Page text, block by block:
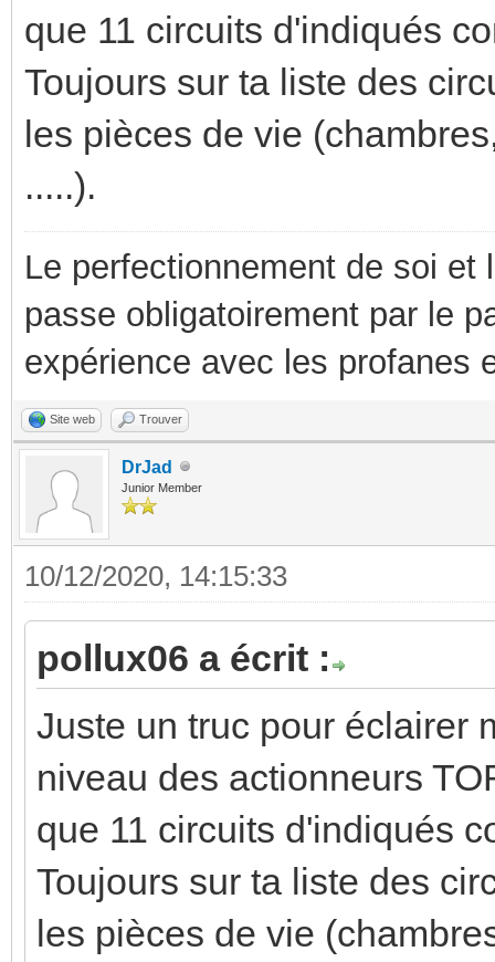
que 11 circuits d'indiqués
Toujours sur ta liste des
les pièces de vie
.....).
Le perfectionnement de soi
passe obligatoirement par le
expérience avec les profanes
Site web Trouver
DrJad
Junior Member
10/12/2020, 14:15:33
pollux06 a écrit :
Juste un truc pour éclairer
niveau des actionneurs
que 11 circuits d'indiqués
Toujours sur ta liste des
les pièces de vie